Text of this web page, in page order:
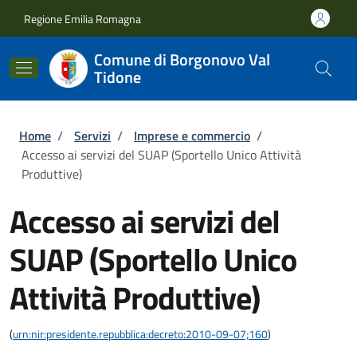
Regione Emilia Romagna
Comune di Borgonovo Val
Tidone
Briciole di pane
Home / Servizi / Imprese e commercio /
Accesso ai servizi del SUAP (Sportello Unico Attività
Produttive)
Accesso ai servizi del
SUAP (Sportello Unico
Attività Produttive)
(urn:nir:presidente.repubblica:decreto:2010-09-07;160)